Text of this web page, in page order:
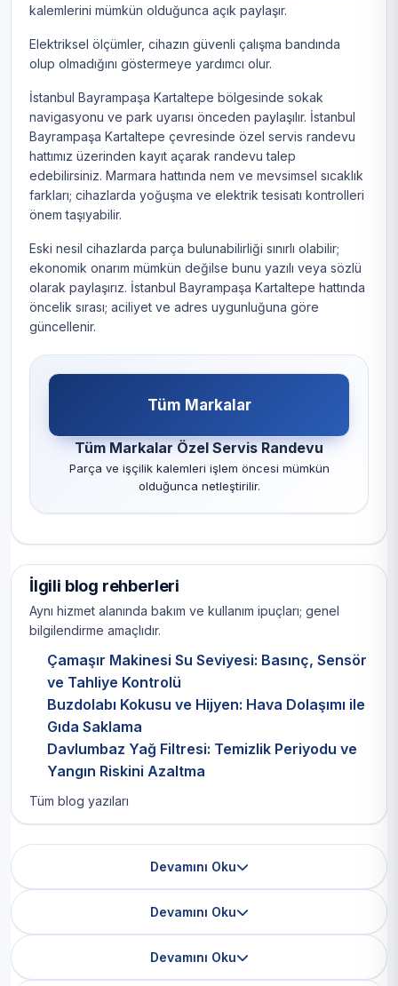
kalemlerini mümkün olduğunca açık paylaşır.
Elektriksel ölçümler, cihazın güvenli çalışma bandında
olup olmadığını göstermeye yardımcı olur.
İstanbul Bayrampaşa Kartaltepe bölgesinde sokak
navigasyonu ve park uyarısı önceden paylaşılır. İstanbul
Bayrampaşa Kartaltepe çevresinde özel servis randevu
hattımız üzerinden kayıt açarak randevu talep
edebilirsiniz. Marmara hattında nem ve mevsimsel sıcaklık
farkları; cihazlarda yoğuşma ve elektrik tesisatı kontrolleri
önem taşıyabilir.
Eski nesil cihazlarda parça bulunabilirliği sınırlı olabilir;
ekonomik onarım mümkün değilse bunu yazılı veya sözlü
olarak paylaşırız. İstanbul Bayrampaşa Kartaltepe hattında
öncelik sırası; aciliyet ve adres uygunluğuna göre
güncellenir.
Tüm Markalar
Tüm Markalar Özel Servis Randevu
Parça ve işçilik kalemleri işlem öncesi mümkün
olduğunca netleştirilir.
İlgili blog rehberleri
Aynı hizmet alanında bakım ve kullanım ipuçları; genel
bilgilendirme amaçlıdır.
Çamaşır Makinesi Su Seviyesi: Basınç, Sensör
ve Tahliye Kontrolü
Buzdolabı Kokusu ve Hijyen: Hava Dolaşımı ile
Gıda Saklama
Davlumbaz Yağ Filtresi: Temizlik Periyodu ve
Yangın Riskini Azaltma
Tüm blog yazıları
Devamını Oku
Devamını Oku
Devamını Oku